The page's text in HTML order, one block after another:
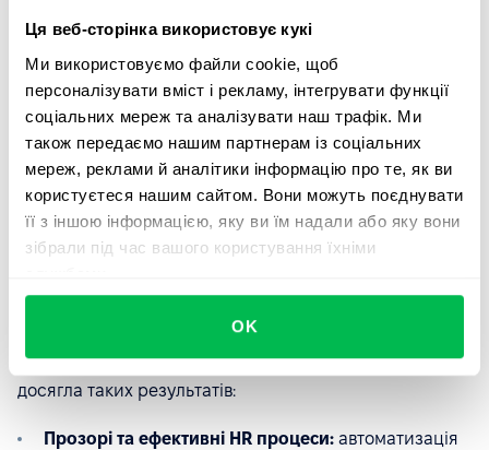
Ця веб-сторінка використовує кукі
Ми використовуємо файли cookie, щоб
персоналізувати вміст і рекламу, інтегрувати функції
соціальних мереж та аналізувати наш трафік. Ми
також передаємо нашим партнерам із соціальних
мереж, реклами й аналітики інформацію про те, як ви
користуєтеся нашим сайтом. Вони можуть поєднувати
її з іншою інформацією, яку ви їм надали або яку вони
зібрали під час вашого користування їхніми
OK
можливість відслідковувати усі події в команді:
відпустки, дні народження, річниці.
Відкрийте переваги HR автоматизації для вашої
команди
Замовити демо
Ключові результати
впровадження PeopleForce
Загалом, в результаті інтеграції платформи, YouScan
досягла таких результатів:
Прозорі та ефективні HR процеси: автоматизація